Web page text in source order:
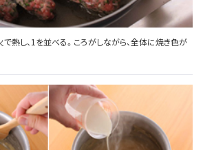
熱し、1を並べる。ころがしながら、全体に焼き色が